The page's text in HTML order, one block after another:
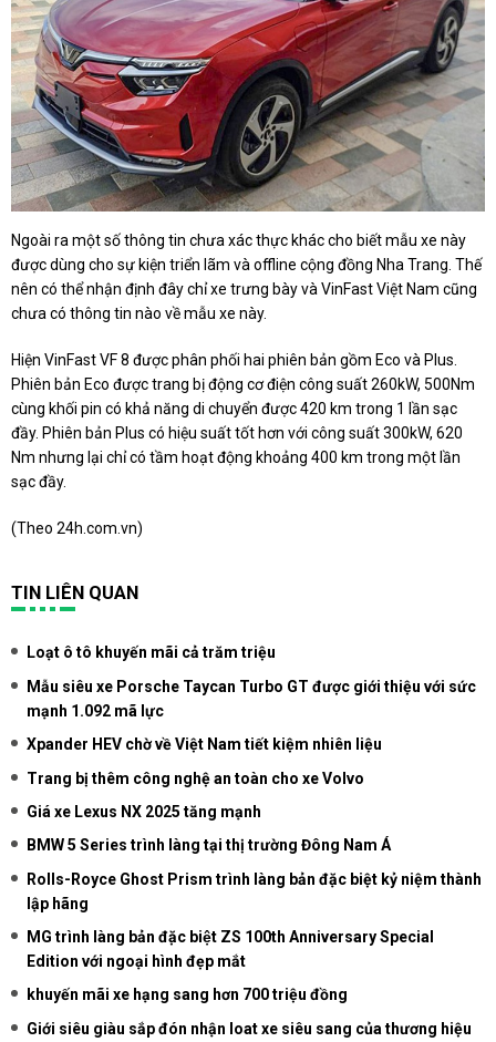
Ngoài ra một số thông tin chưa xác thực khác cho biết mẫu xe này
được dùng cho sự kiện triển lãm và offline cộng đồng Nha Trang. Thế
nên có thể nhận định đây chỉ xe trưng bày và VinFast Việt Nam cũng
chưa có thông tin nào về mẫu xe này.
Hiện VinFast VF 8 được phân phối hai phiên bản gồm Eco và Plus.
Phiên bản Eco được trang bị động cơ điện công suất 260kW, 500Nm
cùng khối pin có khả năng di chuyển được 420 km trong 1 lần sạc
đầy. Phiên bản Plus có hiệu suất tốt hơn với công suất 300kW, 620
Nm nhưng lại chỉ có tầm hoạt động khoảng 400 km trong một lần
sạc đầy.
(Theo 24h.com.vn)
TIN LIÊN QUAN
Loạt ô tô khuyến mãi cả trăm triệu
Mẫu siêu xe Porsche Taycan Turbo GT được giới thiệu với sức
mạnh 1.092 mã lực
Xpander HEV chờ về Việt Nam tiết kiệm nhiên liệu
Trang bị thêm công nghệ an toàn cho xe Volvo
Giá xe Lexus NX 2025 tăng mạnh
BMW 5 Series trình làng tại thị trường Đông Nam Á
Rolls-Royce Ghost Prism trình làng bản đặc biệt kỷ niệm thành
lập hãng
MG trình làng bản đặc biệt ZS 100th Anniversary Special
Edition với ngoại hình đẹp mắt
khuyến mãi xe hạng sang hơn 700 triệu đồng
Giới siêu giàu sắp đón nhận loat xe siêu sang của thương hiệu